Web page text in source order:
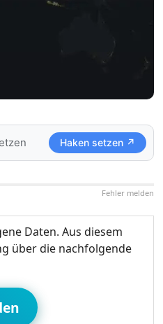
Haken setzen ↗
Fehler melden
Daten. Aus diesem
über die nachfolgende